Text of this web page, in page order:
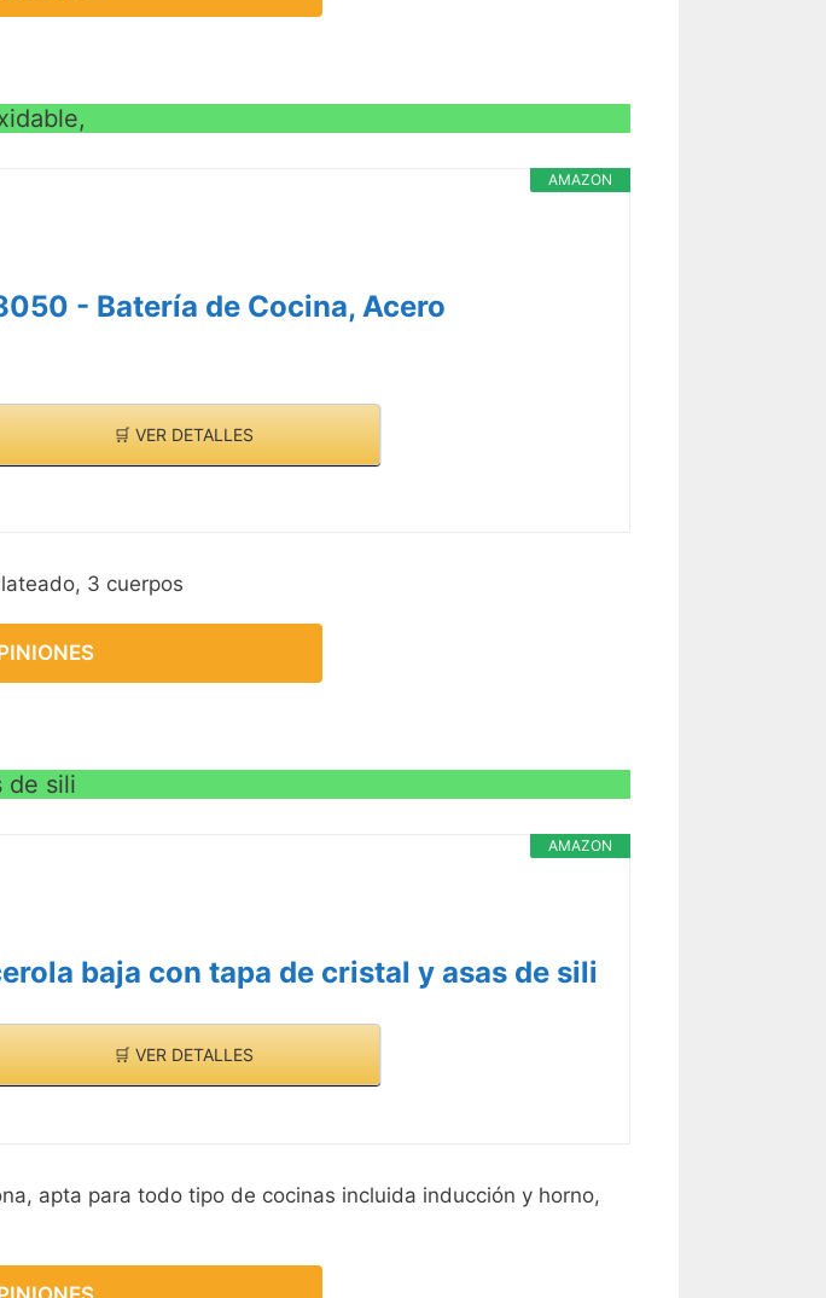
AMAZON
- Batería de Cocina, Acero
🛒 VER DETALLES
3 cuerpos
de sili
AMAZON
baja con tapa de cristal y asas de sili
🛒 VER DETALLES
apta para todo tipo de cocinas incluida inducción y horno,